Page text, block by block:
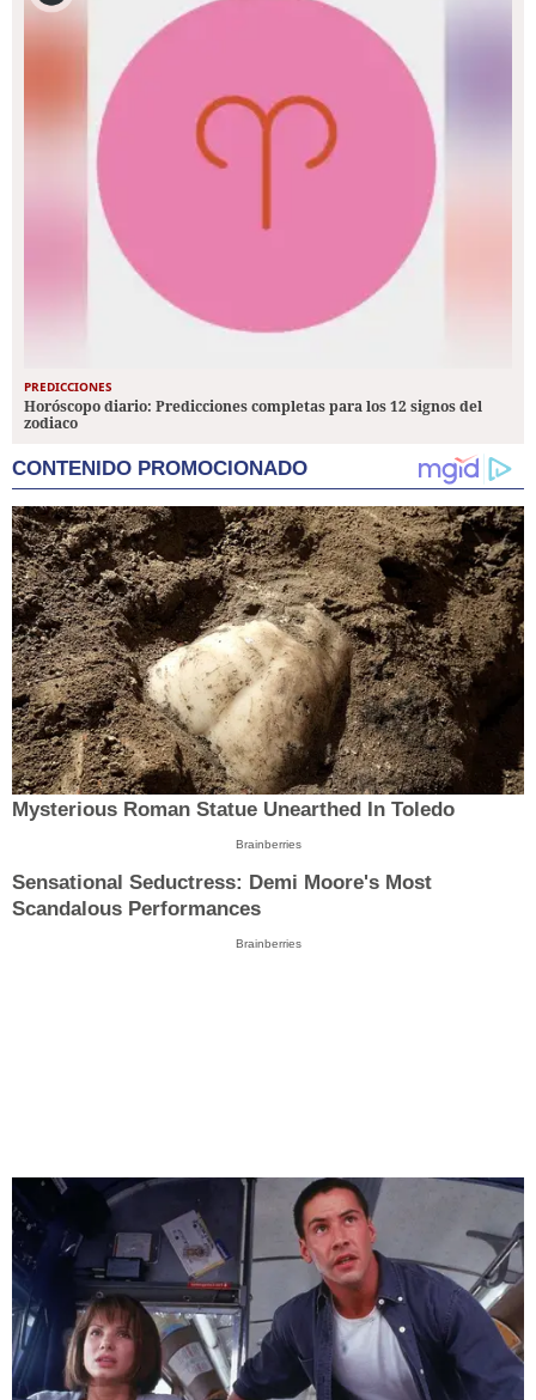
PREDICCIONES
Horóscopo diario: Predicciones completas para los 12 signos del
zodiaco
CONTENIDO PROMOCIONADO
Mysterious Roman Statue Unearthed In Toledo
Brainberries
Sensational Seductress: Demi Moore's Most
Scandalous Performances
Brainberries